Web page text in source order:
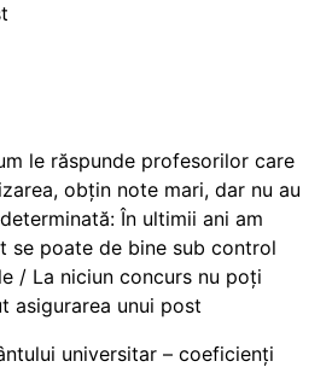
le răspunde profesorilor care
obțin note mari, dar nu au
În ultimii ani am
se poate de bine sub control
/ La niciun concurs nu poți
asigurarea unui post
universitar – coeficienți